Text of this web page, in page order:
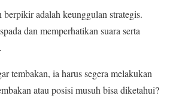
adalah keunggulan strategis.
dan memperhatikan suara serta
tembakan, ia harus segera melakukan
atau posisi musuh bisa diketahui?